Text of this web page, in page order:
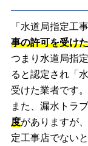
「水道局指定工
事の許可を受け
つまり水道局指
ると認定され「
受けた業者です。
また、漏水トラ
度がありますが
定工事店でない